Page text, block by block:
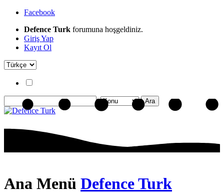
Facebook
Defence Turk forumuna hoşgeldiniz.
Giriş Yap
Kayıt Ol
Ana Menü Defence Turk